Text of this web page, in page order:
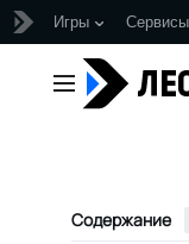
Игры Сервисы
содержанию
Главное меню
Содержание